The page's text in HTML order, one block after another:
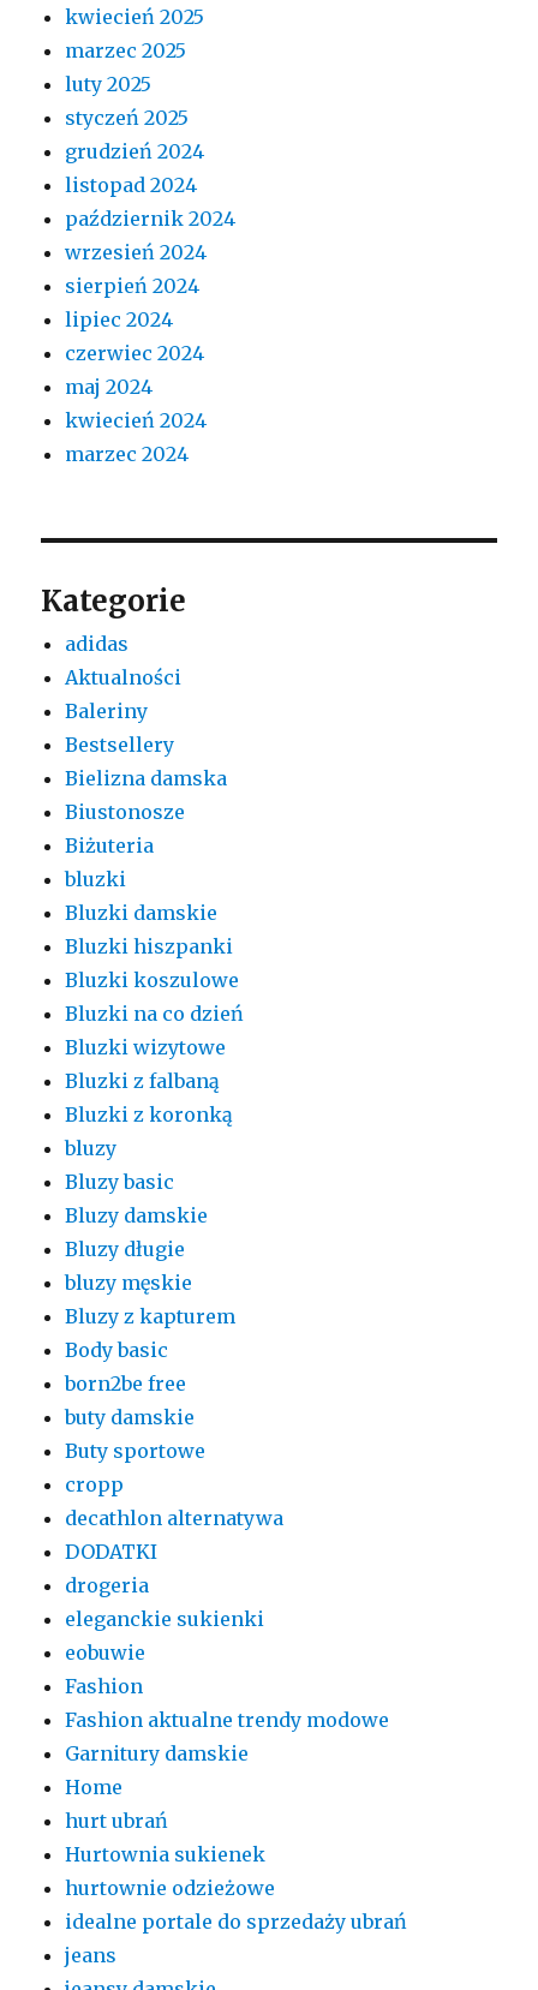
kwiecień 2025
marzec 2025
luty 2025
styczeń 2025
grudzień 2024
listopad 2024
październik 2024
wrzesień 2024
sierpień 2024
lipiec 2024
czerwiec 2024
maj 2024
kwiecień 2024
marzec 2024
Kategorie
adidas
Aktualności
Baleriny
Bestsellery
Bielizna damska
Biustonosze
Biżuteria
bluzki
Bluzki damskie
Bluzki hiszpanki
Bluzki koszulowe
Bluzki na co dzień
Bluzki wizytowe
Bluzki z falbaną
Bluzki z koronką
bluzy
Bluzy basic
Bluzy damskie
Bluzy długie
bluzy męskie
Bluzy z kapturem
Body basic
born2be free
buty damskie
Buty sportowe
cropp
decathlon alternatywa
DODATKI
drogeria
eleganckie sukienki
eobuwie
Fashion
Fashion aktualne trendy modowe
Garnitury damskie
Home
hurt ubrań
Hurtownia sukienek
hurtownie odzieżowe
idealne portale do sprzedaży ubrań
jeans